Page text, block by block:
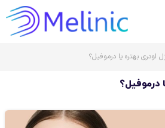
اودری بهتره یا درموفیل؟
درموفیل؟